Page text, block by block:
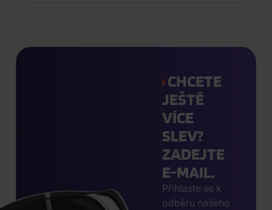
CHCETE
JEŠTĚ
VÍCE
SLEV?
ZADEJTE
E-MAIL.
Přihlaste se k
odběru našeho